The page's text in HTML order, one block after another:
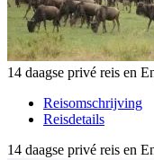
14 daagse privé reis en
Reisomschrijving
Reisdetails
14 daagse privé reis en